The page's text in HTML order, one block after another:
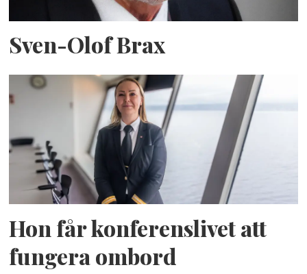
Sven-Olof Brax
Hon får konferenslivet att
fungera ombord